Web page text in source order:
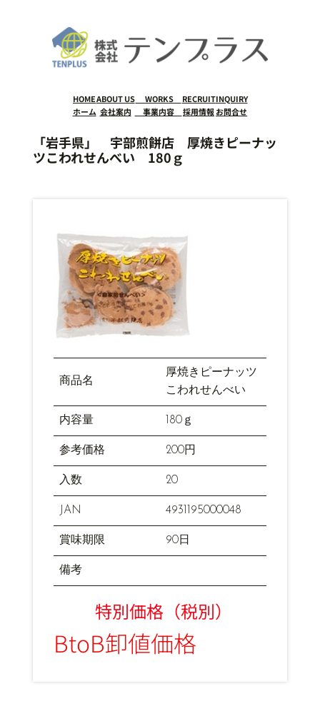
HOME
ホーム
ABOUT US
会社案内
WORKS
事業内容
RECRUIT
採用情報
INQUIRY
お問合せ
「岩手県」 宇部煎餅店 厚焼きピーナッ
ツこわれせんべい 180ｇ
商品名
厚焼きピーナッツ
こわれせんべい
内容量 180ｇ
参考価格 200円
入数 20
JAN 4931195000048
賞味期限 90日
備考
特別価格（税別）
BtoB卸値価格